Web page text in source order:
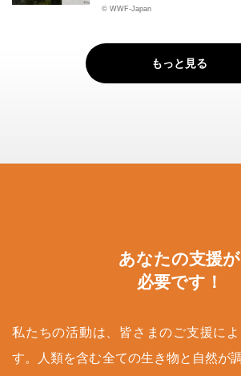
© WWF-Japan
もっと見る
あなたの支援が
必要です！
私たちの活動は、皆さまのご支援に
す。人類を含む全ての生き物と自然が